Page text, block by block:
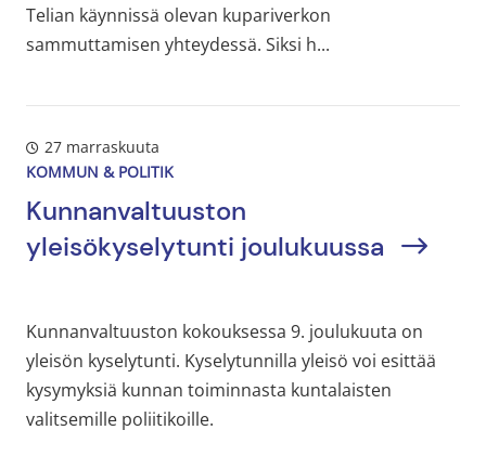
Telian käynnissä olevan kupariverkon
sammuttamisen yhteydessä. Siksi h...
27 marraskuuta
KOMMUN & POLITIK
Kunnanvaltuuston
yleisökyselytunti joulukuussa
Kunnanvaltuuston kokouksessa 9. joulukuuta on
yleisön kyselytunti. Kyselytunnilla yleisö voi esittää
kysymyksiä kunnan toiminnasta kuntalaisten
valitsemille poliitikoille.